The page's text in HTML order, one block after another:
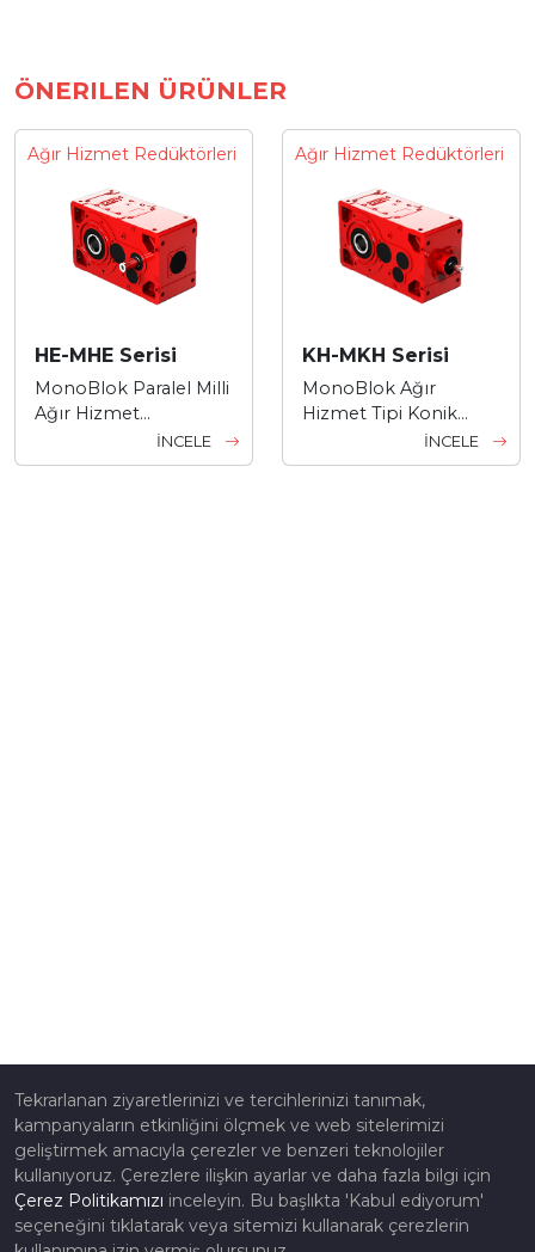
ÖNERILEN ÜRÜNLER
Ağır Hizmet Redüktörleri
HE-MHE Serisi
MonoBlok Paralel Milli
Ağır Hizmet
İNCELE
Ağır Hizmet Redüktörleri
KH-MKH Serisi
MonoBlok Ağır
Hizmet Tipi Konik
Redüktörler
İNCELE
Tekrarlanan ziyaretlerinizi ve tercihlerinizi tanımak,
kampanyaların etkinliğini ölçmek ve web sitelerimizi
geliştirmek amacıyla çerezler ve benzeri teknolojiler
kullanıyoruz. Çerezlere ilişkin ayarlar ve daha fazla bilgi için
Çerez Politikamızı inceleyin. Bu başlıkta 'Kabul ediyorum'
seçeneğini tıklatarak veya sitemizi kullanarak çerezlerin